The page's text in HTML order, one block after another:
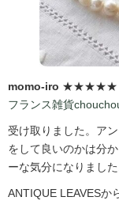
momo-iro ★★★★★
フランス雑貨
受け取りました。ア
をして良いのかは分
ーな気分になりまし
ANTIQUE LEAVESか